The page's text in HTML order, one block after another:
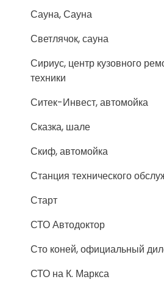
Сауна, Сауна
Светлячок, сауна
Сириус, центр кузовного
техники
Ситек-Инвест, автомойка
Сказка, шале
Скиф, автомойка
Станция технического
Старт
СТО Автодоктор
Сто коней, официальный
СТО на К. Маркса